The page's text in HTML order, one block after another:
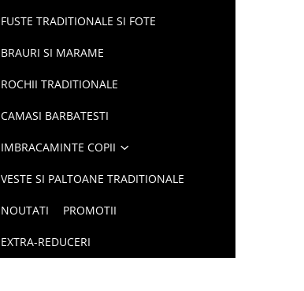
FUSTE TRADITIONALE SI FOTE
BRAURI SI MARAME
ROCHII TRADITIONALE
CAMASI BARBATESTI
IMBRACAMINTE COPII
VESTE SI PALTOANE TRADITIONALE
NOUTATI PROMOTII
EXTRA-REDUCERI